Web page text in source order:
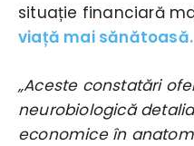
situație financiară
viață mai sănătoasă.
„Aceste constatări
neurobiologică
economice în